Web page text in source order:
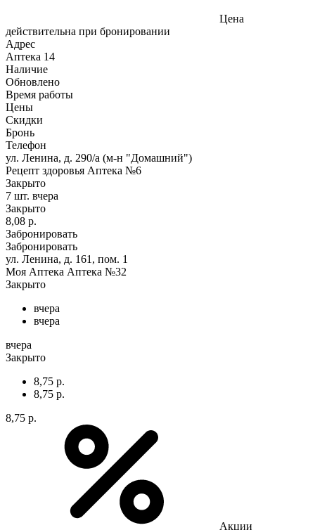
Цена
действительна при бронировании
Адрес
Аптека 14
Наличие
Обновлено
Время работы
Цены
Скидки
Бронь
Телефон
ул. Ленина, д. 290/а (м-н "Домашний")
Рецепт здоровья Аптека №6
Закрыто
7 шт. вчера
Закрыто
8,08 р.
Забронировать
Забронировать
ул. Ленина, д. 161, пом. 1
Моя Аптека Аптека №32
Закрыто
вчера
вчера
вчера
Закрыто
8,75 р.
8,75 р.
8,75 р.
Акции